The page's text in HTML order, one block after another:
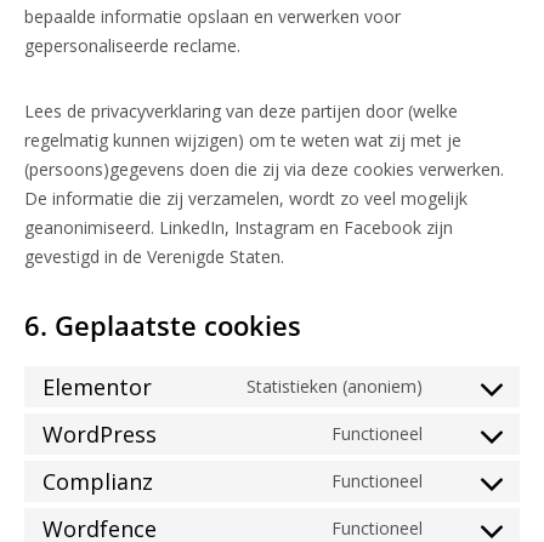
bepaalde informatie opslaan en verwerken voor
gepersonaliseerde reclame.
Lees de privacyverklaring van deze partijen door (welke
regelmatig kunnen wijzigen) om te weten wat zij met je
(persoons)gegevens doen die zij via deze cookies verwerken.
De informatie die zij verzamelen, wordt zo veel mogelijk
geanonimiseerd. LinkedIn, Instagram en Facebook zijn
gevestigd in de Verenigde Staten.
6. Geplaatste cookies
Elementor Statistieken (anoniem)
WordPress Functioneel
Complianz Functioneel
Wordfence Functioneel